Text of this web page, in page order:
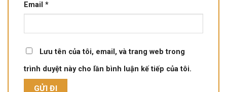
Email *
Lưu tên của tôi, email, và trang web trong
trình duyệt này cho lần bình luận kế tiếp của tôi.